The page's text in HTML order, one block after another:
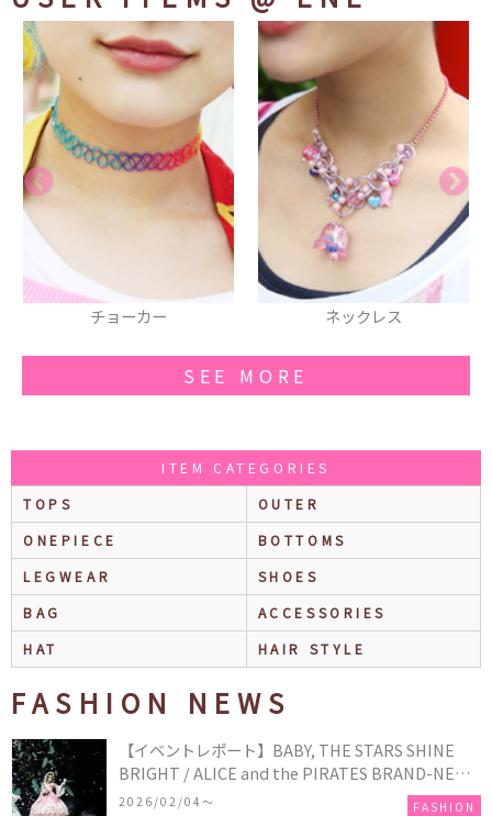
ネックレス 流れ星クリップ＆ブロー
シュガー
SEE MORE
ITEM CATEGORIES
TOPS
OUTER
ONEPIECE
BOTTOMS
LEGWEAR
SHOES
BAG
ACCESSORIES
HAT
HAIR STYLE
FASHION NEWS
【イベントレポート】BABY, THE STARS SHINE
BRIGHT / ALICE and the PIRATES BRAND-NEW
COLLECTION in TOKYO
2026/02/04〜 FASHION